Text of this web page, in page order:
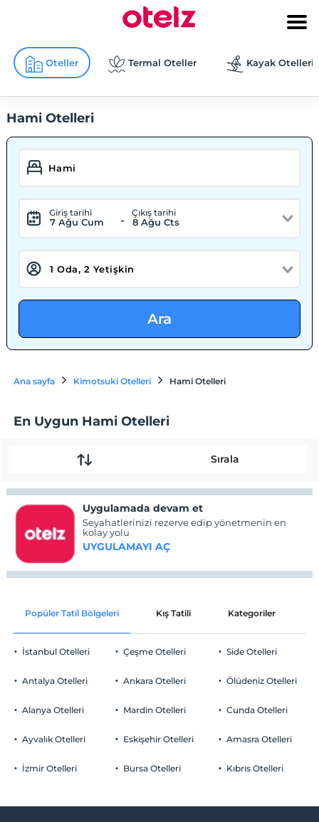
Oteller Termal Oteller Kayak Otelleri
Hami Otelleri
Giriş tarihi
7 Ağu Cum -
Çıkış tarihi
8 Ağu Cts
Ara
Ana sayfa Kimotsuki Otelleri Hami Otelleri
En Uygun Hami Otelleri
Sırala
Uygulamada devam et
Seyahatlerinizi rezerve edip yönetmenin en
kolay yolu
UYGULAMAYI AÇ
Popüler Tatil Bölgeleri Kış Tatili Kategoriler
İstanbul Otelleri
Antalya Otelleri
Alanya Otelleri
Ayvalık Otelleri
İzmir Otelleri
Çeşme Otelleri
Ankara Otelleri
Mardin Otelleri
Eskişehir Otelleri
Bursa Otelleri
Side Otelleri
Ölüdeniz Otelleri
Cunda Otelleri
Amasra Otelleri
Kıbrıs Otelleri